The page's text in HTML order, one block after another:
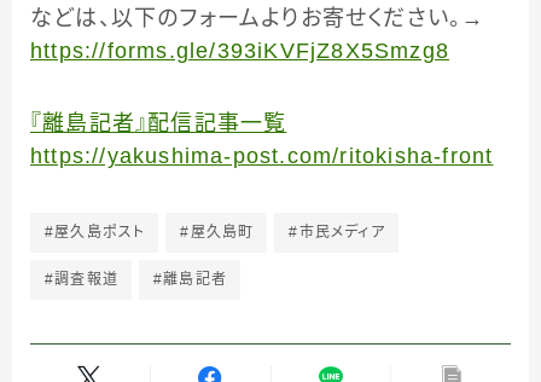
などは、以下のフォームよりお寄せください。→
https://forms.gle/393iKVFjZ8X5Smzg8
『離島記者』配信記事一覧
https://yakushima-post.com/ritokisha-front
#屋久島ポスト #屋久島町 #市民メディア
#調査報道 #離島記者